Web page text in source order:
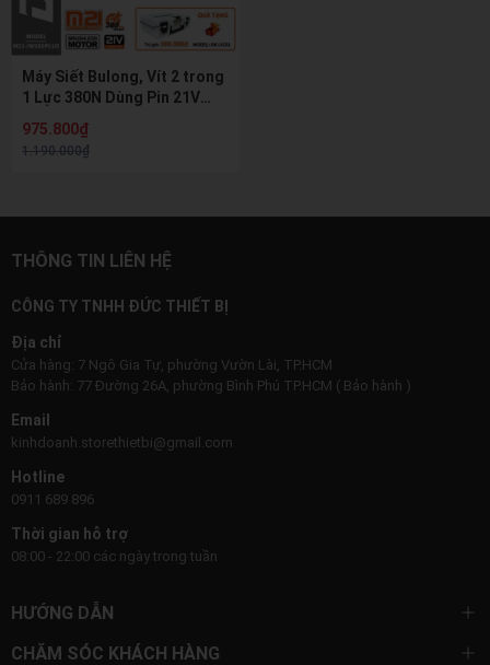
Máy Siết Bulong, Vít 2 trong
1 Lực 380N Dùng Pin 21V
(tặng thùng nhựa)
975.800₫
1.190.000₫
THÔNG TIN LIÊN HỆ
CÔNG TY TNHH ĐỨC THIẾT BỊ
Địa chỉ
Cửa hàng: 7 Ngô Gia Tự, phường Vườn Lài, TP.HCM
Bảo hành: 77 Đường 26A, phường Bình Phú TP.HCM ( Bảo hành )
Email
kinhdoanh.storethietbi@gmail.com
Hotline
0911 689 896
Thời gian hỗ trợ
08:00 - 22:00 các ngày trong tuần
HƯỚNG DẪN
CHĂM SÓC KHÁCH HÀNG